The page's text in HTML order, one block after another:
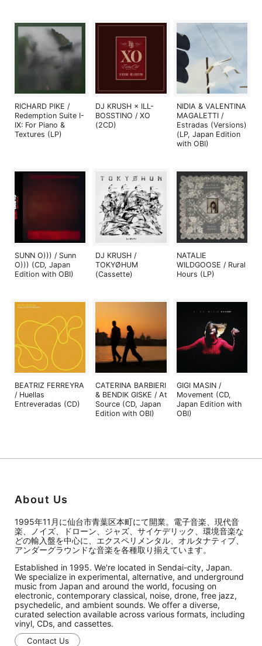
RICHARD PIKE /
Redemption Suite I-
IX: For Piano &
Textures (LP)
DJ KRUSH × ILL-
BOSSTINO / XO
(2CD)
NIDIA & VALENTINA
MAGALETTI /
Estradas (Versions)
(LP, Japan Edition
with OBI)
SUNN O))) / Sunn
O))) (CD, Japan
Edition with OBI)
DJ KRUSH /
TOKYØHUM
(Cassette)
NATALIE
WILDGOOSE / Rural
Hours (LP)
BEATRIZ FERREYRA
/ Huellas
Entreveradas (CD)
CATERINA BARBIERI
& BENDIK GISKE / At
Source (CD, Japan
Edition with OBI)
GIGI MASIN /
Movement (CD,
Japan Edition with
OBI)
About Us
1995年11月に仙台市青葉区本町にて開業。電子音楽、現代音
楽、ノイズ、ドローン、ジャズ、サイケデリック、環境音楽な
どの輸入盤を中心に、エクスペリメンタル、オルタナティブ、
アンダーグラウンドな音楽を各種取り揃えています。
Established in 1995. We're located in Sendai-city, Japan.
We specialize in experimental, alternative, and underground
music from Japan and around the world, focusing on
electronic, contemporary classical, noise, drone, free jazz,
psychedelic, and ambient sounds. We offer a diverse,
curated selection available across various formats, including
vinyl, CDs, and cassettes.
Contact Us